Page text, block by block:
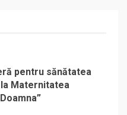
pentru sănătatea
Maternitatea